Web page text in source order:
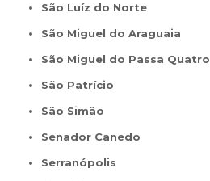
São Luíz do Norte
São Miguel do Araguaia
São Miguel do Passa Quatro
São Patrício
São Simão
Senador Canedo
Serranópolis